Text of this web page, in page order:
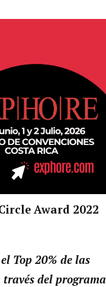
Award 2022
Top 20% de las
través del programa